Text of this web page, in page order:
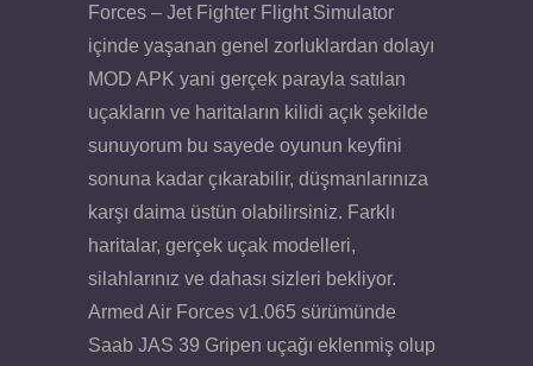
Forces – Jet Fighter Flight Simulator
içinde yaşanan genel zorluklardan dolayı
MOD APK yani gerçek parayla satılan
uçakların ve haritaların kilidi açık şekilde
sunuyorum bu sayede oyunun keyfini
sonuna kadar çıkarabilir, düşmanlarınıza
karşı daima üstün olabilirsiniz. Farklı
haritalar, gerçek uçak modelleri,
silahlarınız ve dahası sizleri bekliyor.
Armed Air Forces v1.065 sürümünde
Saab JAS 39 Gripen uçağı eklenmiş olup